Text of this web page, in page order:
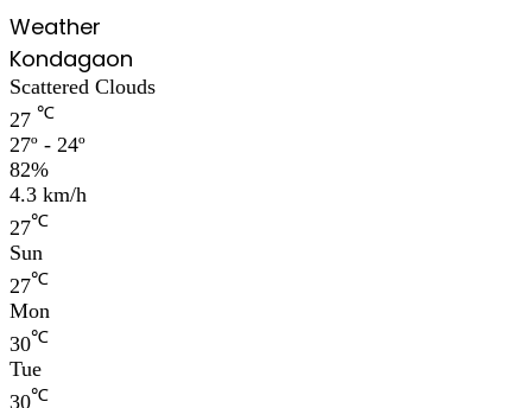
Weather
Kondagaon
Scattered Clouds
27 ℃
27º - 24º
82%
4.3 km/h
27℃
Sun
27℃
Mon
30℃
Tue
30℃